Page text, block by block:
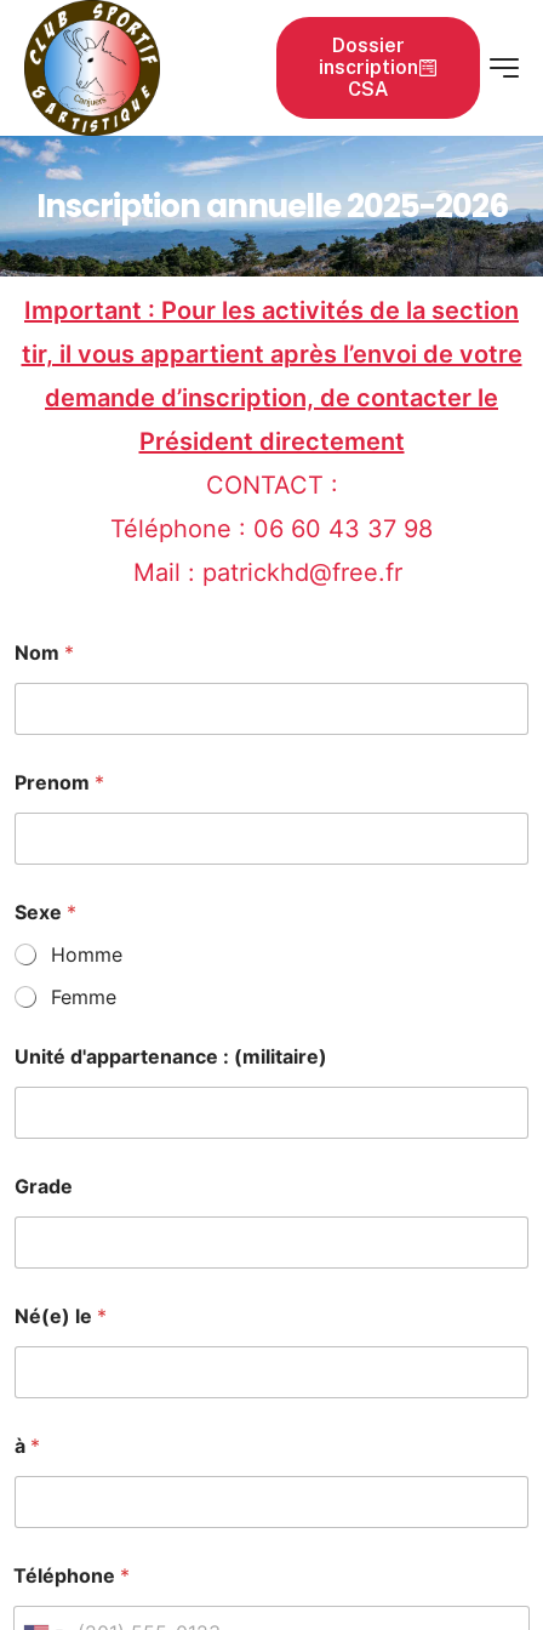
Dossier
inscription
CSA
Inscription annuelle 2025-2026
Important : Pour les activités de la section
tir, il vous appartient après l’envoi de votre
demande d’inscription, de contacter le
Président directement
CONTACT :
Téléphone : 06 60 43 37 98
Mail : patrickhd@free.fr
Nom *
Prenom *
Sexe *
Homme
Femme
Unité d'appartenance : (militaire)
Grade
Né(e) le *
à *
Téléphone *